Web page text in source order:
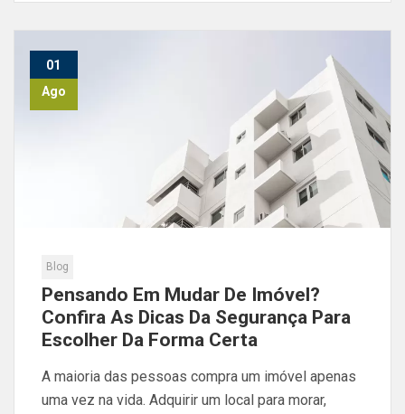
01
Ago
Blog
Pensando Em Mudar De Imóvel?
Confira As Dicas Da Segurança Para
Escolher Da Forma Certa
A maioria das pessoas compra um imóvel apenas
uma vez na vida. Adquirir um local para morar,